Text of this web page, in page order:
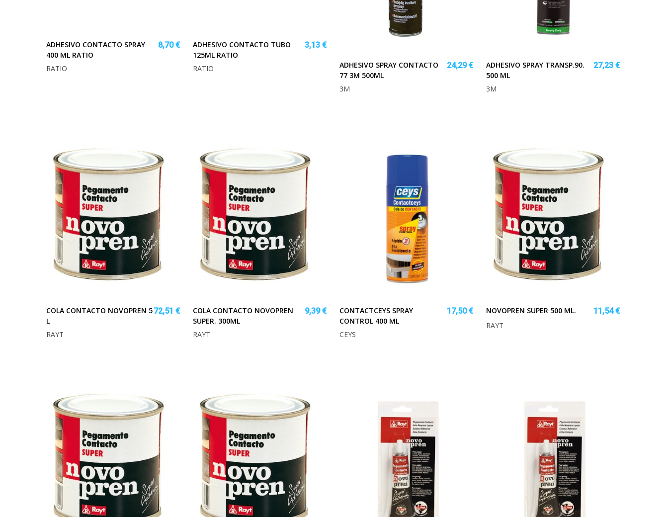
ADHESIVO CONTACTO SPRAY
400 ML RATIO
8,70 €
RATIO
ADHESIVO CONTACTO TUBO
125ML RATIO
3,13 €
RATIO
ADHESIVO SPRAY CONTACTO
77 3M 500ML
24,29 €
3M
ADHESIVO SPRAY TRANSP.90.
500 ML
27,23 €
3M
COLA CONTACTO NOVOPREN 5
L
72,51 €
RAYT
COLA CONTACTO NOVOPREN
SUPER. 300ML
9,39 €
RAYT
CONTACTCEYS SPRAY
CONTROL 400 ML
17,50 €
CEYS
NOVOPREN SUPER 500 ML.
11,54 €
RAYT